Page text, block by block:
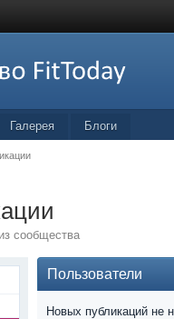
Галерея Блоги
сообщества
Пользователи
Новых публикаций не